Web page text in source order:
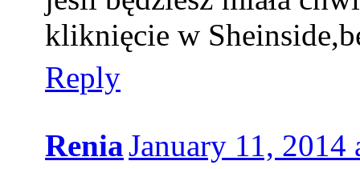
kliknięcie w
Reply
ReniaJanuary 11, 2014